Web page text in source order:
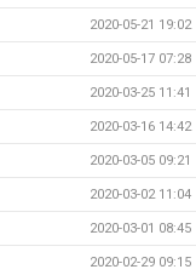
2020-05-21 19:02
2020-05-17 07:28
2020-03-25 11:41
2020-03-16 14:42
2020-03-05 09:21
2020-03-02 11:04
2020-03-01 08:45
2020-02-29 09:15